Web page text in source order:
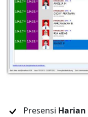
Presensi Harian